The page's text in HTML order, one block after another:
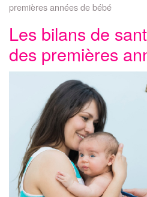
premières années de bébé
Les bilans de
des premières